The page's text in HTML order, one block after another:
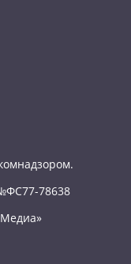
78638